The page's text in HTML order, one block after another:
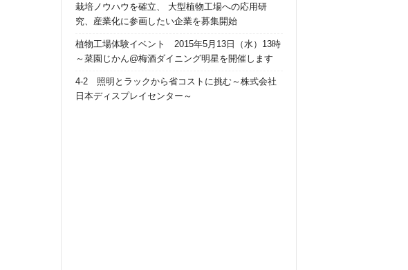
栽培ノウハウを確立、 大型植物工場への応用研
究、産業化に参画したい企業を募集開始
植物工場体験イベント 2015年5月13日（水）13時
～菜園じかん@梅酒ダイニング明星を開催します
4-2 照明とラックから省コストに挑む～株式会社
日本ディスプレイセンター～